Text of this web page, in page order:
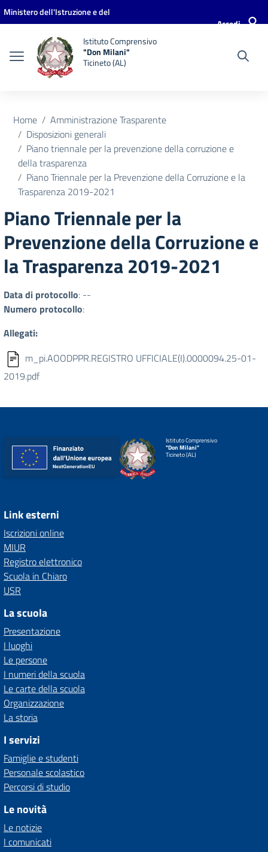
Vai ai contenuti
Vai al menu di navigazione
Vai al footer
Ministero dell'Istruzione e del
Accedi
Istituto Comprensivo
"Don Milani"
Ticineto (AL)
Home
Amministrazione Trasparente
Disposizioni generali
Piano triennale per la prevenzione della corruzione e
della trasparenza
Piano Triennale per la Prevenzione della Corruzione e la
Trasparenza 2019-2021
Piano Triennale per la
Prevenzione della Corruzione e
la Trasparenza 2019-2021
Data di protocollo: --
Numero protocollo:
Allegati:
m_pi.AOODPPR.REGISTRO UFFICIALE(I).0000094.25-01-
2019.pdf
Istituto Comprensivo
"Don Milani"
Ticineto (AL)
Link esterni
Iscrizioni online
MIUR
Registro elettronico
Scuola in Chiaro
USR
La scuola
Presentazione
I luoghi
Le persone
I numeri della scuola
Le carte della scuola
Organizzazione
La storia
I servizi
Famiglie e studenti
Personale scolastico
Percorsi di studio
Le novità
Le notizie
I comunicati